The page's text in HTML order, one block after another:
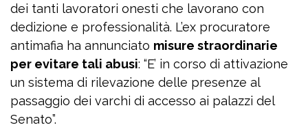
dei tanti lavoratori onesti che lavorano con
dedizione e professionalità. L’ex procuratore
antimafia ha annunciato misure straordinarie
per evitare tali abusi: “E’ in corso di attivazione
un sistema di rilevazione delle presenze al
passaggio dei varchi di accesso ai palazzi del
Senato”.